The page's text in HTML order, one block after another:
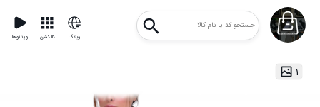
ویدئوها کالکشن وبلاگ
۱